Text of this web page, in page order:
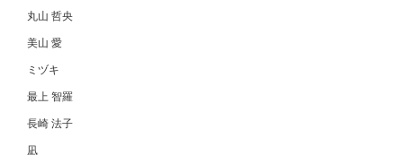
丸山 哲央
美山 愛
ミヅキ
最上 智羅
長崎 法子
凪